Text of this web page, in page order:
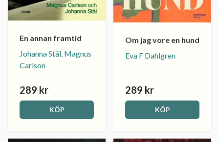
En annan framtid
Johanna Stål, Magnus
Carlson
289 kr
KÖP
Om jag vore en hund
Eva F Dahlgren
289 kr
KÖP